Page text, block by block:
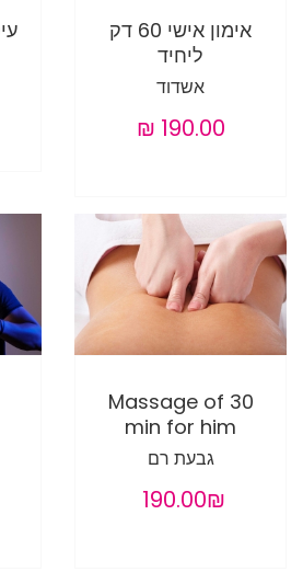
אימון אישי 60 דק
ליחיד
אשדוד
Massage of 30
min for him
גבעת רם
‏190.00 ‏₪